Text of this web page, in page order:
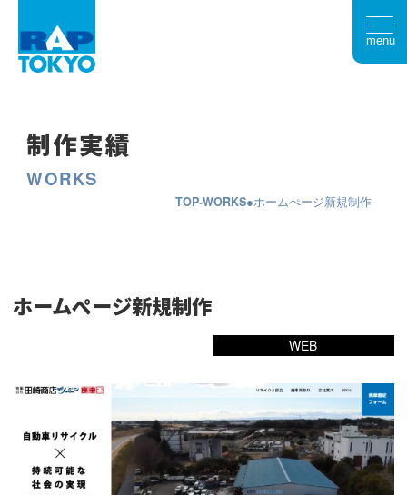
menu
制作実績
WORKS
TOP WORKS ホームぺージ新規制作
ホームぺージ新規制作
WEB